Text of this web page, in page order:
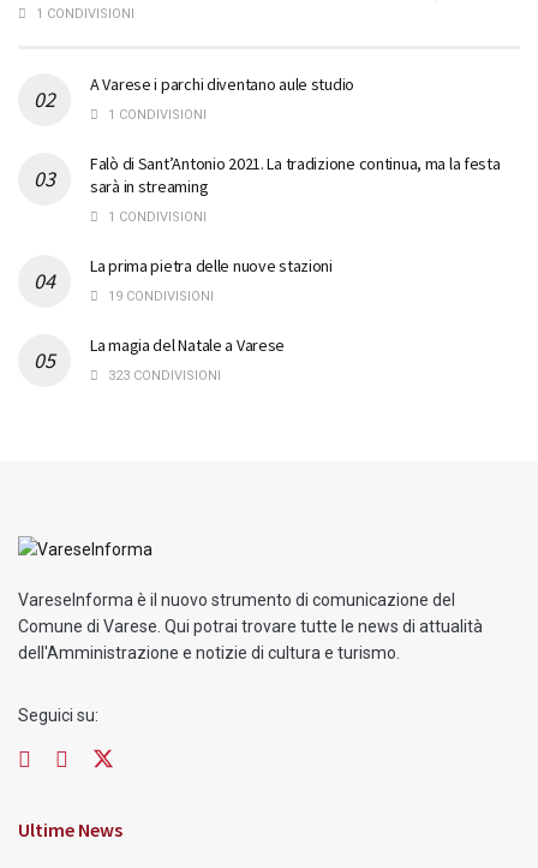
1 CONDIVISIONI
A Varese i parchi diventano aule studio
1 CONDIVISIONI
Falò di Sant’Antonio 2021. La tradizione continua, ma la festa
sarà in streaming
1 CONDIVISIONI
La prima pietra delle nuove stazioni
19 CONDIVISIONI
La magia del Natale a Varese
323 CONDIVISIONI
VareseInforma è il nuovo strumento di comunicazione del
Comune di Varese. Qui potrai trovare tutte le news di attualità
dell'Amministrazione e notizie di cultura e turismo.
Seguici su:
Ultime News